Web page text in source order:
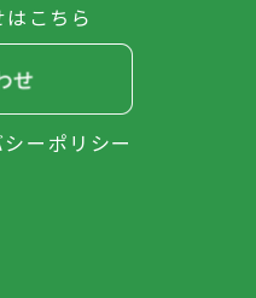
こちら
ーポリシー